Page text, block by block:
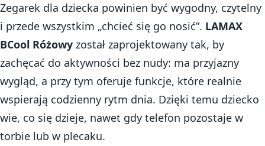
Zegarek dla dziecka powinien być wygodny, czytelny
i przede wszystkim „chcieć się go nosić”. LAMAX
BCool Różowy został zaprojektowany tak, by
zachęcać do aktywności bez nudy: ma przyjazny
wygląd, a przy tym oferuje funkcje, które realnie
wspierają codzienny rytm dnia. Dzięki temu dziecko
wie, co się dzieje, nawet gdy telefon pozostaje w
torbie lub w plecaku.